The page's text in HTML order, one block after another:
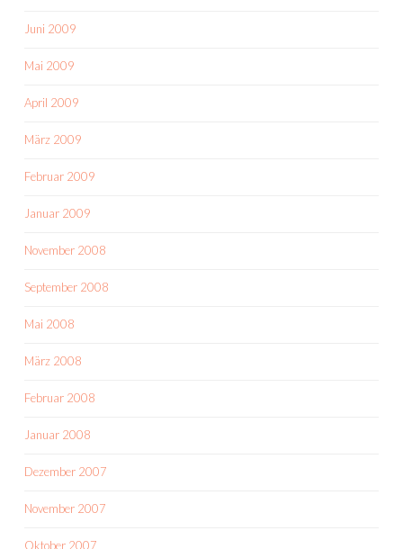
Juni 2009
Mai 2009
April 2009
März 2009
Februar 2009
Januar 2009
November 2008
September 2008
Mai 2008
März 2008
Februar 2008
Januar 2008
Dezember 2007
November 2007
Oktober 2007